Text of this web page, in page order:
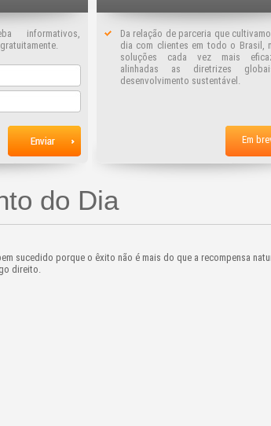
informativos,
Da relação de parceria que
dia com clientes em todo o Brasil,
soluções cada vez mais
alinhadas as diretrizes
desenvolvimento sustentável.
Em
do Dia
sucedido porque o êxito não é mais do que a recompensa
direito.